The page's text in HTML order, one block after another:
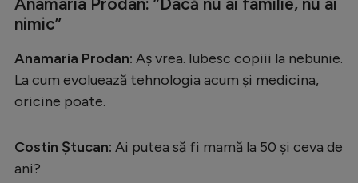
nimic”
Anamaria Prodan: Aș vrea. Iubesc copiii la nebunie.
La cum evoluează tehnologia acum și medicina,
oricine poate.
Costin Ștucan: Ai putea să fi mamă la 50 și ceva de
ani?